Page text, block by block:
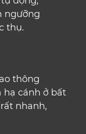
ngưỡng
thụ.
thông
hạ cánh ở bất
nhanh,